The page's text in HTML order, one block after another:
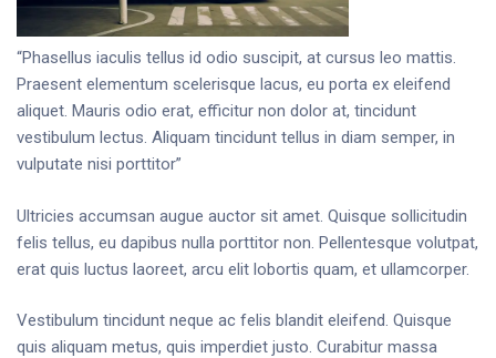
“Phasellus iaculis tellus id odio suscipit, at cursus leo mattis.
Praesent elementum scelerisque lacus, eu porta ex eleifend
aliquet. Mauris odio erat, efficitur non dolor at, tincidunt
vestibulum lectus. Aliquam tincidunt tellus in diam semper, in
vulputate nisi porttitor”
Ultricies accumsan augue auctor sit amet. Quisque sollicitudin
felis tellus, eu dapibus nulla porttitor non. Pellentesque volutpat,
erat quis luctus laoreet, arcu elit lobortis quam, et ullamcorper.
Vestibulum tincidunt neque ac felis blandit eleifend. Quisque
quis aliquam metus, quis imperdiet justo. Curabitur massa